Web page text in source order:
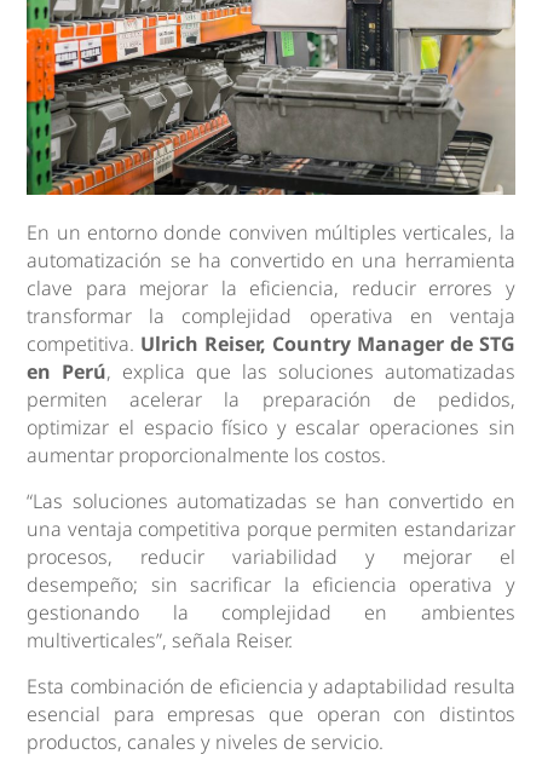
En un entorno donde conviven múltiples verticales, la
automatización se ha convertido en una herramienta
clave para mejorar la eficiencia, reducir errores y
transformar la complejidad operativa en ventaja
competitiva. Ulrich Reiser, Country Manager de STG
en Perú, explica que las soluciones automatizadas
permiten acelerar la preparación de pedidos,
optimizar el espacio físico y escalar operaciones sin
aumentar proporcionalmente los costos.
“Las soluciones automatizadas se han convertido en
una ventaja competitiva porque permiten estandarizar
procesos, reducir variabilidad y mejorar el
desempeño; sin sacrificar la eficiencia operativa y
gestionando la complejidad en ambientes
multiverticales”, señala Reiser.
Esta combinación de eficiencia y adaptabilidad resulta
esencial para empresas que operan con distintos
productos, canales y niveles de servicio.